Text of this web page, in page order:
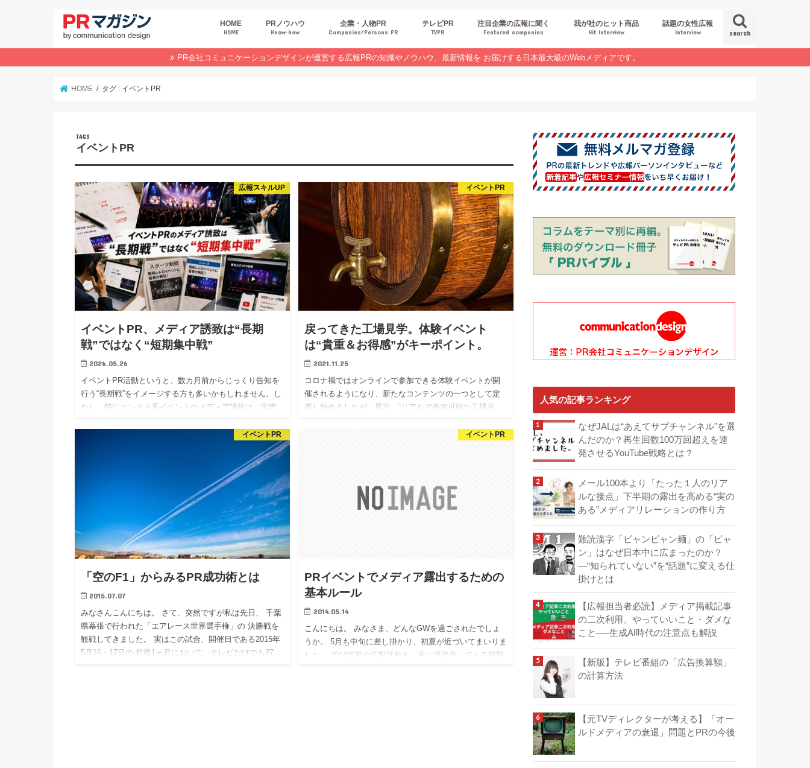
search
HOME
HOME
PRノウハウ
Know‐how
広報スキルUP
商品・サービスPR
デジタルPR
PRトレンド
イベントPR
業界コラム
オンラインセミナーレポート
企業・人物PR
Companies/Persons PR
テレビPR
TVPR
注目企業の広報に聞く
Featured companies
我が社のヒット商品
Hit Interview
話題の女性広報
Interview
PR会社コミュニケーションデザインが運営する広報PRの知識やノウハウ、最新情報を お届けする日本最大級のWebメディアです。
HOME タグ : イベントPR
イベントPR
広報スキルUP
イベントPR、メディア誘致は“長期
戦”ではなく“短期集中戦”
2026.05.26
イベントPR活動というと、数カ月前からじっくり告知を
行う“長期戦”をイメージする方も多いかもしれません。し
かし、特にエンタメ系イベントのメディア誘致は、実際
イベントPR
戻ってきた工場見学。体験イベント
は“貴重＆お得感”がキーポイント。
2021.11.25
コロナ禍ではオンラインで参加できる体験イベントが開
催されるようになり、新たなコンテンツの一つとして定
着し始めましたが、最近、“リアルで参加可能な工場見
学の最新事例と、オンラインで人気を得ている体験イベ
イベントPR
「空のF1」からみるPR成功術とは
2015.07.07
みなさんこんにちは。 さて、突然ですが私は先日、 千葉
県幕張で行われた「エアレース世界選手権」の 決勝戦を
観戦してきました。 実はこの試合、開催日である2015年
5月16・17日の 前後1ヶ月において、テレビだけでも27…
イベントPR
PRイベントでメディア露出するための
基本ルール
2014.05.14
こんにちは。 みなさま、どんなGWを過ごされたでしょ
うか。 5月も中旬に差し掛かり、初夏が近づいてまいりま
した。 2014年度の広報活動も、更に活発化してくる時期
人気の記事ランキング
なぜJALは“あえてサブチャンネル”を選
んだのか？再生回数100万回超えを連
発させるYouTube戦略とは？
メール100本より「たった１人のリア
ルな接点」下半期の露出を高める“実の
ある”メディアリレーションの作り方
難読漢字「ビャンビャン麺」の「ビャ
ン」はなぜ日本中に広まったのか？
―“知られていない”を“話題”に変える仕
掛けとは
【広報担当者必読】メディア掲載記事
の二次利用、やっていいこと・ダメな
こと──生成AI時代の注意点も解説
【新版】テレビ番組の「広告換算額」
の計算方法
【元TVディレクターが考える】「オー
ルドメディアの衰退」問題とPRの今後